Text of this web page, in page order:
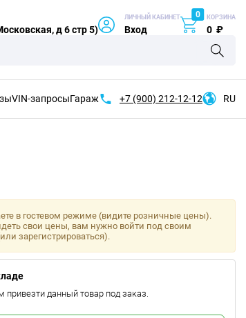
д 6 стр 5)
ЛИЧНЫЙ КАБИНЕТ
Вход
0 КОРЗИНА
0 ₽
VIN-запросыГараж +7 (900) 212-12-12 RU
в гостевом режиме (видите розничные цены).
свои цены, вам нужно войти под своим
зарегистрироваться).
данный товар под заказ.